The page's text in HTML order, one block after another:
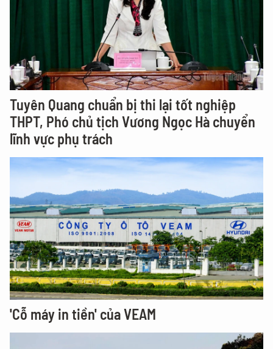
Tuyên Quang chuẩn bị thi lại tốt nghiệp
THPT, Phó chủ tịch Vương Ngọc Hà chuyển
lĩnh vực phụ trách
'Cỗ máy in tiền' của VEAM